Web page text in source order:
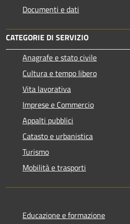
Documenti e dati
CATEGORIE DI SERVIZIO
Anagrafe e stato civile
Cultura e tempo libero
Vita lavorativa
Imprese e Commercio
Appalti pubblici
Catasto e urbanistica
Turismo
Mobilità e trasporti
Educazione e formazione